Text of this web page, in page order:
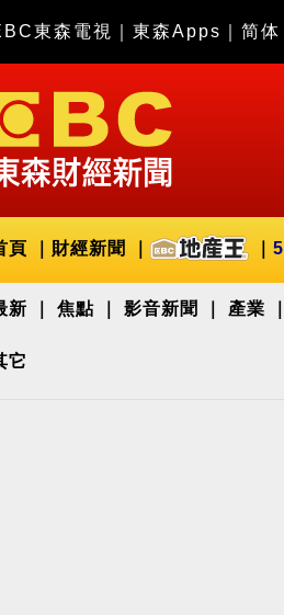
東森電視 東森Apps 简体
頁 財經新聞
新 焦點 影音新聞 產業
它